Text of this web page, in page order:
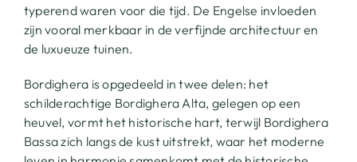
typerend waren voor die tijd. De Engelse invloeden
zijn vooral merkbaar in de verfijnde architectuur en
de luxueuze tuinen.
Bordighera is opgedeeld in twee delen: het
schilderachtige Bordighera Alta, gelegen op een
heuvel, vormt het historische hart, terwijl Bordighera
Bassa zich langs de kust uitstrekt, waar het moderne
ABOUT
THE LANDSCAPE
THE SETTING